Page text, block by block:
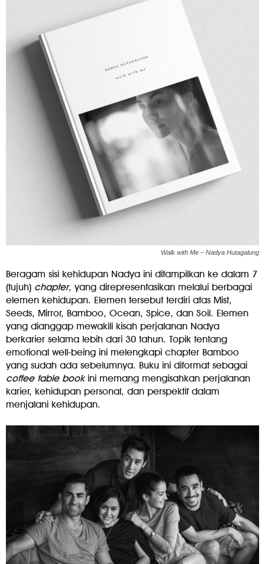
Walk with Me – Nadya Hutagalung
Beragam sisi kehidupan Nadya ini ditampilkan ke dalam 7
(tujuh) chapter, yang direpresentasikan melalui berbagai
elemen kehidupan. Elemen tersebut terdiri atas Mist,
Seeds, Mirror, Bamboo, Ocean, Spice, dan Soil. Elemen
yang dianggap mewakili kisah perjalanan Nadya
berkarier selama lebih dari 30 tahun. Topik tentang
emotional well-being ini melengkapi chapter Bamboo
yang sudah ada sebelumnya. Buku ini diformat sebagai
coffee table book ini memang mengisahkan perjalanan
karier, kehidupan personal, dan perspektif dalam
menjalani kehidupan.